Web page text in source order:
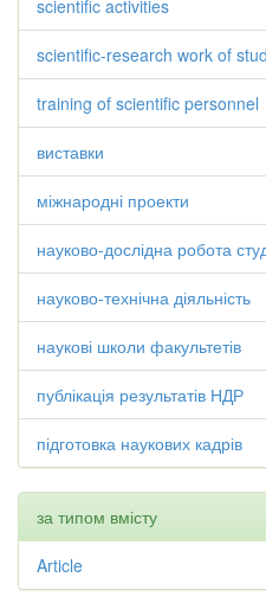
scientific activities
scientific-research work of
training of scientific personnel
виставки
міжнародні проекти
науково-дослідна робота
науково-технічна діяльність
наукові школи факультетів
публікація результатів НДР
підготовка наукових кадрів
за типом вмісту
Article